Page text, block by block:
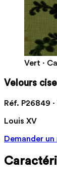
Vert ·
Velours
Réf. P26849
Louis XV
Demander